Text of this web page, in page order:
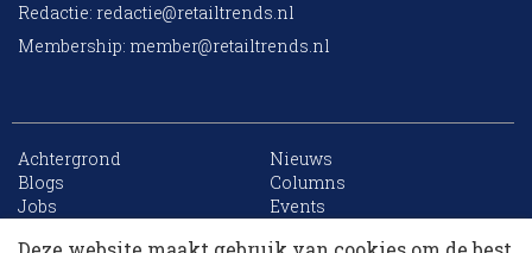
Redactie: redactie@retailtrends.nl
Membership: member@retailtrends.nl
Achtergrond
Nieuws
Blogs
Columns
Jobs
Events
10 collega’s